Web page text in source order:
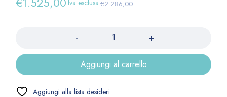
€2.286,00
Iva esclusa
Aggiungi al carrello